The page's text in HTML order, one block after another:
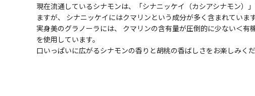
現在流通しているシナモンは、「シナニッケイ（カシアシナモン）
ますが、 シナニッケイにはクマリンという成分が多く含まれています
実身美のグラノーラには、 クマリンの含有量が圧倒的に少ない＜有
を使用しています。
口いっぱいに広がるシナモンの香りと胡桃の香ばしさをお楽しみくだ